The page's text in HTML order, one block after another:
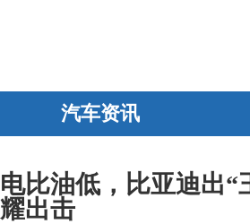
汽车资讯
电比油低，比亚迪出“
耀出击